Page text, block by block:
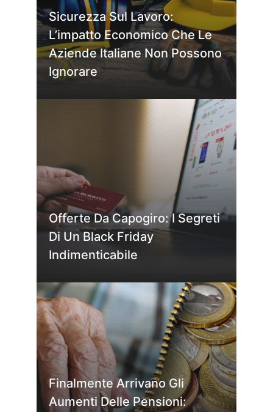
Sicurezza Sul Lavoro:
L’impatto Economico Che Le
Aziende Italiane Non Possono
Ignorare
Offerte Da Capogiro: I Segreti
Di Un Black Friday
Indimenticabile
Finalmente Arrivano Gli
Aumenti Delle Pensioni: